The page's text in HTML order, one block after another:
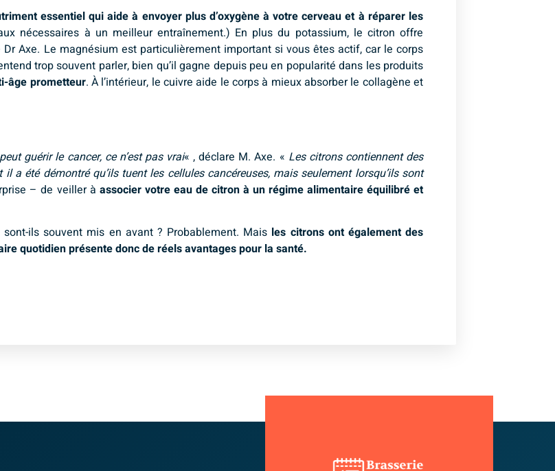
essentiel qui aide à envoyer plus d’oxygène à votre cerveau et à réparer les
nécessaires à un meilleur entraînement.) En plus du potassium, le citron offre
Axe. Le magnésium est particulièrement important si vous êtes actif, car le corps
trop souvent parler, bien qu’il gagne depuis peu en popularité dans les produits
âge prometteur. À l’intérieur, le cuivre aide le corps à mieux absorber le collagène et
guérir le cancer, ce n’est pas vrai« , déclare M. Axe. « Les citrons contiennent des
été démontré qu’ils tuent les cellules cancéreuses, mais seulement lorsqu’ils sont
– de veiller à associer votre eau de citron à un régime alimentaire équilibré et
ils souvent mis en avant ? Probablement. Mais les citrons ont également des
quotidien présente donc de réels avantages pour la santé.